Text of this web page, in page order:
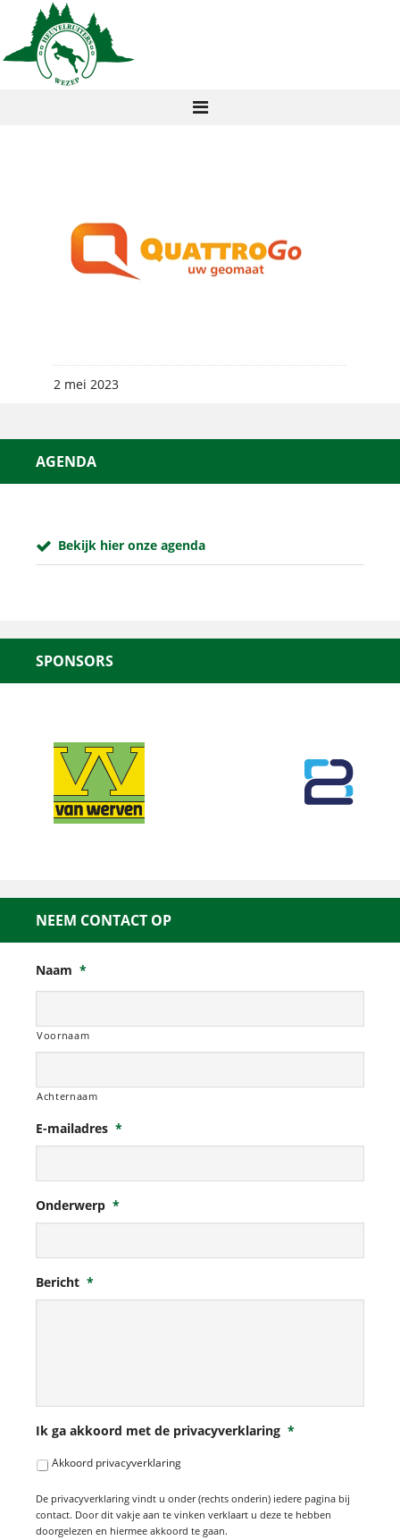
2 mei 2023
AGENDA
Bekijk hier onze agenda
SPONSORS
NEEM CONTACT OP
Naam *
Voornaam
Achternaam
E-mailadres *
Onderwerp *
Bericht *
Ik ga akkoord met de privacyverklaring *
Akkoord privacyverklaring
De privacyverklaring vindt u onder (rechts onderin) iedere pagina bij
contact. Door dit vakje aan te vinken verklaart u deze te hebben
doorgelezen en hiermee akkoord te gaan.